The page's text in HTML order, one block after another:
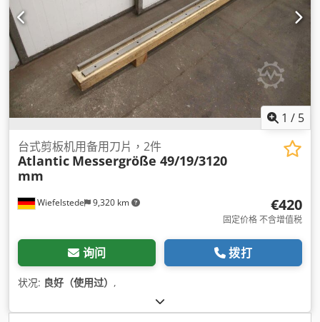
1 / 5
Wiefelstede 9,320 km
台式剪板机用备用刀片，2件
Atlantic Messergröße 49/19/3120
mm
€420
固定价格 不含增值税
询问 拨打
状况: 良好（使用过） ,